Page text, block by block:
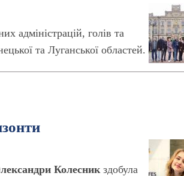
адміністрацій, голів та
та Луганської областей.
Колесник здобула